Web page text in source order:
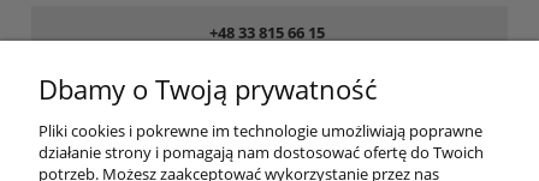
+48 33 815 66 15
sklep@obuwiemedyczne.pl
Pomoc
Dbamy o Twoją prywatność
Pliki cookies i pokrewne im technologie umożliwiają poprawne
działanie strony i pomagają nam dostosować ofertę do Twoich
potrzeb. Możesz zaakceptować wykorzystanie przez nas